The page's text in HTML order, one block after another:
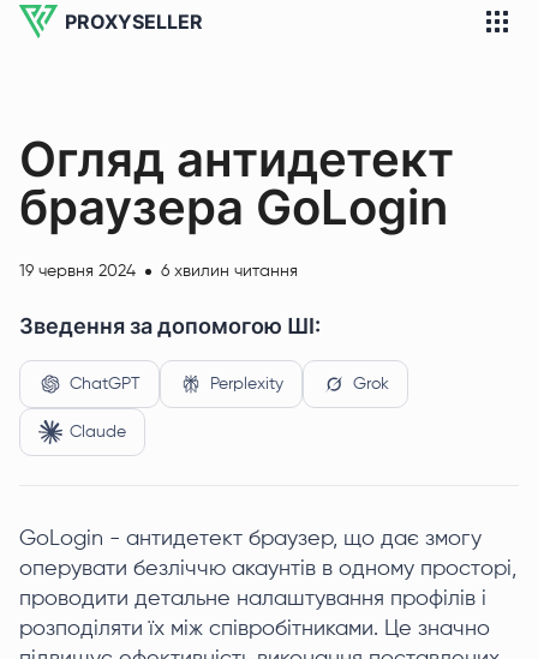
PROXYSELLER
Огляд антидетект
браузера GoLogin
19 червня 2024 6 хвилин читання
Зведення за допомогою ШІ:
ChatGPT Perplexity Grok
Claude
GoLogin - антидетект браузер, що дає змогу
оперувати безліччю акаунтів в одному просторі,
проводити детальне налаштування профілів і
розподіляти їх між співробітниками. Це значно